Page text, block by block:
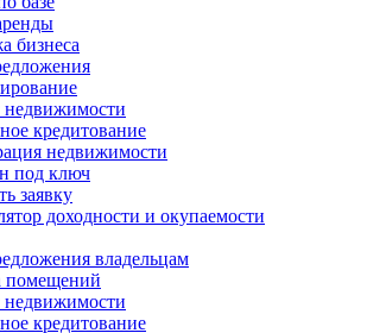
бизнеса
недвижимости
кредитование
недвижимости
под ключ
заявку
доходности и окупаемости
владельцам
помещений
недвижимости
кредитование